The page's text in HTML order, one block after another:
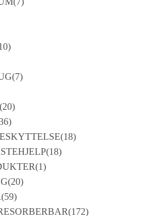
(7)
(20)
(18)
(18)
(1)
(20)
(59)
(172)